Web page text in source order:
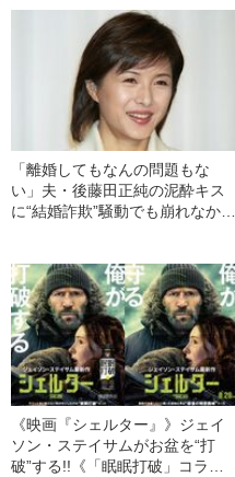
「離婚してもなんの問題もな
い」夫・後藤田正純の泥酔キス
に“結婚詐欺”騒動でも崩れなかっ
《映画『シェルター』》ジェイ
ソン・ステイサムがお盆を“打
破”する!!《「眠眠打破」コラ